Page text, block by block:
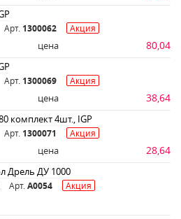
Арт. 1300062 Акция
цена 80,04
Арт. 1300069 Акция
цена 38,64
комплект 4шт., IGP
Арт. 1300071 Акция
цена 28,64
Дрель ДУ 1000
Арт. A0054 Акция